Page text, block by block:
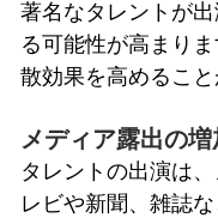
著名なタレントが
る可能性が高まり
散効果を高めること
メディア露出の増
タレントの出演は
レビや新聞、雑誌